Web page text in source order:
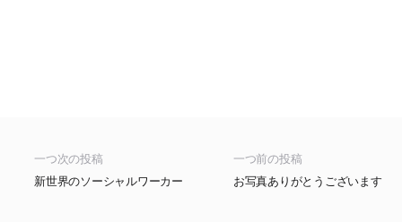
一つ前の投稿
お写真ありがとうございます
一つ次の投稿
新世界のソーシャルワーカー